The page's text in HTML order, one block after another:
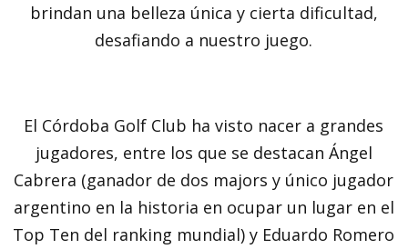
brindan una belleza única y cierta dificultad,
desafiando a nuestro juego.
El Córdoba Golf Club ha visto nacer a grandes
jugadores, entre los que se destacan Ángel
Cabrera (ganador de dos majors y único jugador
argentino en la historia en ocupar un lugar en el
Top Ten del ranking mundial) y Eduardo Romero